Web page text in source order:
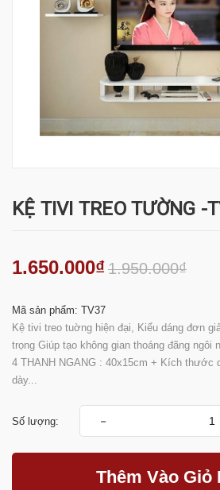
KỆ TIVI TREO TƯỜNG -
1.650.000₫1.950.000₫
Mã sản phẩm: TV37
Kệ tivi treo tuờng hiện đại, Kiểu dáng đơn
trọng Giúp tạo không gian thoáng đãng
4 THANH NGANG : 40x15cm + Kích thước
dày...
Số lượng: -
Thêm Vào Giỏ